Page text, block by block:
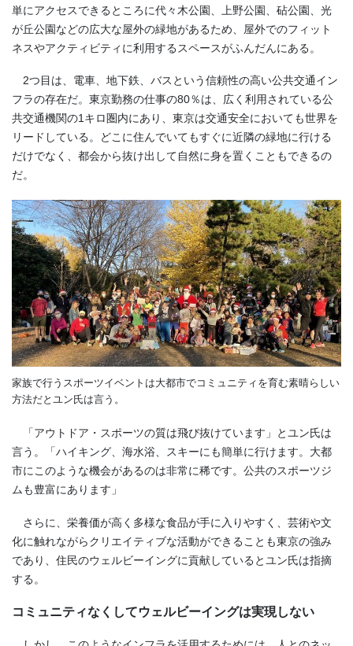
単にアクセスできるところに代々木公園、上野公園、砧公園、光
が丘公園などの広大な屋外の緑地があるため、屋外でのフィット
ネスやアクティビティに利用するスペースがふんだんにある。
2つ目は、電車、地下鉄、バスという信頼性の高い公共交通イン
フラの存在だ。東京勤務の仕事の80％は、広く利用されている公
共交通機関の1キロ圏内にあり、東京は交通安全においても世界を
リードしている。どこに住んでいてもすぐに近隣の緑地に行ける
だけでなく、都会から抜け出して自然に身を置くこともできるの
だ。
家族で行うスポーツイベントは大都市でコミュニティを育む素晴らしい
方法だとユン氏は言う。
「アウトドア・スポーツの質は飛び抜けています」とユン氏は
言う。「ハイキング、海水浴、スキーにも簡単に行けます。大都
市にこのような機会があるのは非常に稀です。公共のスポーツジ
ムも豊富にあります」
さらに、栄養価が高く多様な食品が手に入りやすく、芸術や文
化に触れながらクリエイティブな活動ができることも東京の強み
であり、住民のウェルビーイングに貢献しているとユン氏は指摘
する。
コミュニティなくしてウェルビーイングは実現しない